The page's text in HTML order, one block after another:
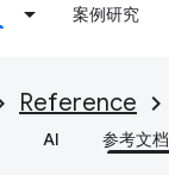
案例研究
Reference
AI 参考文档